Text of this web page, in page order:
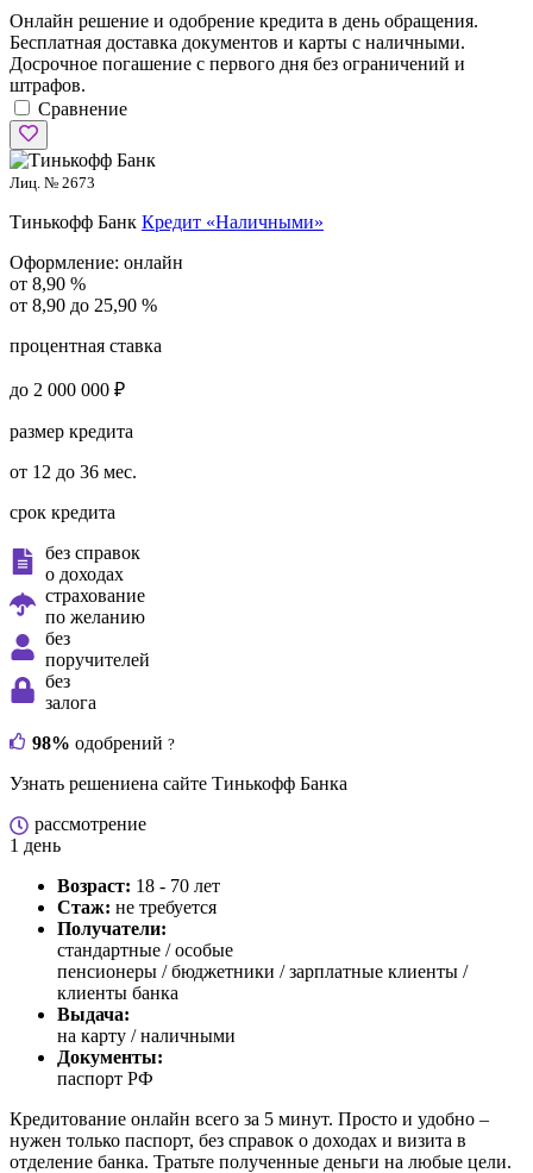
Онлайн решение и одобрение кредита в день обращения.
Бесплатная доставка документов и карты с наличными.
Досрочное погашение с первого дня без ограничений и
штрафов.
Сравнение
Лиц. № 2673
Тинькофф Банк Кредит «Наличными»
Оформление: онлайн
от 8,90 %
от 8,90 до 25,90 %
процентная ставка
до 2 000 000 ₽
размер кредита
от 12 до 36 мес.
срок кредита
без справок
о доходах
страхование
по желанию
без
поручителей
без
залога
98% одобрений ?
Узнать решениена сайте Тинькофф Банка
рассмотрение
1 день
Возраст: 18 - 70 лет
Стаж: не требуется
Получатели:
стандартные /особые
пенсионеры / бюджетники / зарплатные клиенты /
клиенты банка
Выдача:
на карту / наличными
Документы:
паспорт РФ
Кредитование онлайн всего за 5 минут. Просто и удобно –
нужен только паспорт, без справок о доходах и визита в
отделение банка. Тратьте полученные деньги на любые цели.